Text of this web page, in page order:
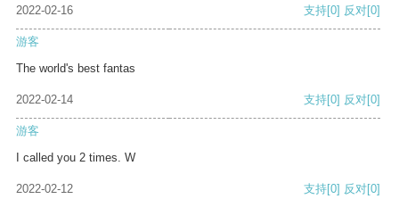
2022-02-16 支持[0] 反对[0]
游客
The world's best fantas
2022-02-14 支持[0] 反对[0]
游客
I called you 2 times. W
2022-02-12 支持[0] 反对[0]